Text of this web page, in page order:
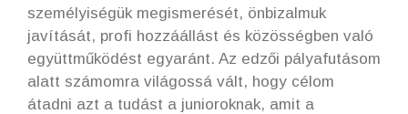
személyiségük megismerését, önbizalmuk
javítását, profi hozzáállást és közösségben való
együttműködést egyaránt. Az edzői pályafutásom
alatt számomra világossá vált, hogy célom
átadni azt a tudást a junioroknak, amit a